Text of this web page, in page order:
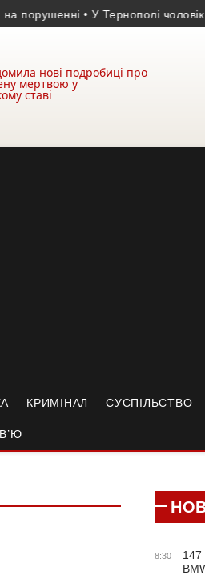
• У Тернополі чоловік
нові подробиці про
мертвою у
ставі
КРИМІНАЛ СУСПІЛЬСТВО
8:30
147